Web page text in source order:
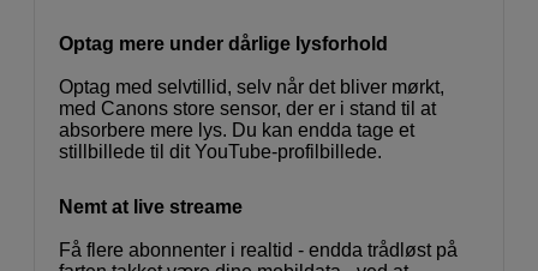
Optag mere under dårlige lysforhold
Optag med selvtillid, selv når det bliver mørkt,
med Canons store sensor, der er i stand til at
absorbere mere lys. Du kan endda tage et
stillbillede til dit YouTube-profilbillede.
Nemt at live streame
Få flere abonnenter i realtid - endda trådløst på